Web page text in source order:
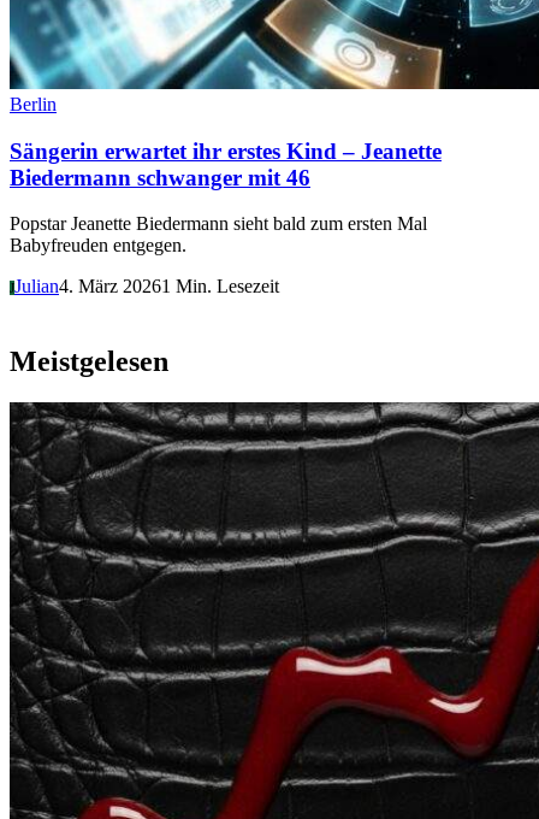
Berlin
Sängerin erwartet ihr erstes Kind – Jeanette
Biedermann schwanger mit 46
Popstar Jeanette Biedermann sieht bald zum ersten Mal
Babyfreuden entgegen.
JJulian4. März 20261 Min. Lesezeit
Meistgelesen